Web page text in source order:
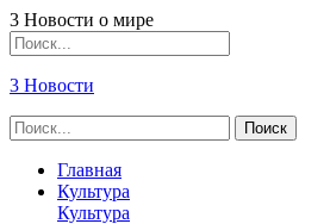
3 Новости о мире
3 Новости
Главная
Культура
Культура